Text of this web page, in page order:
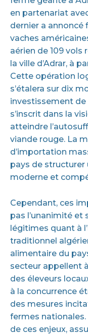
en partenariat
dernier a annoncé
vaches
aérien de 109 vols
la ville d’Adrar, à
Cette opération
s’étalera sur dix
investissement
s’inscrit dans la
atteindre
viande rouge. La
d’importation
pays de structurer
moderne et
Cependant, ces
pas l’unanimité et
légitimes quant à
traditionnel
alimentaire du
secteur appellent
des éleveurs
à la concurrence
des mesures
fermes
de ces enjeux,